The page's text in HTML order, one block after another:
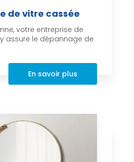
de vitre cassée
votre entreprise de
assure le dépannage de
En savoir plus